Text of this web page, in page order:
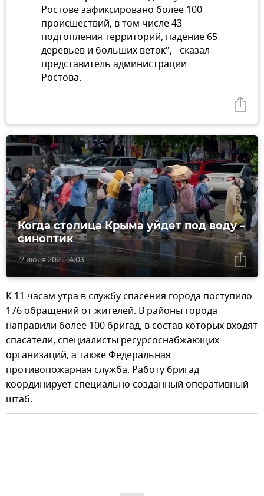
Ростове зафиксировано более 100
происшествий, в том числе 43
подтопления территорий, падение 65
деревьев и больших веток", - сказал
представитель администрации
Ростова.
17 июня 2021, 14:03
Когда столица Крыма уйдет под воду –
синоптик
К 11 часам утра в службу спасения города поступило
176 обращений от жителей. В районы города
направили более 100 бригад, в состав которых входят
спасатели, специалисты ресурсоснабжающих
организаций, а также Федеральная
противопожарная служба. Работу бригад
координирует специально созданный оперативный
штаб.